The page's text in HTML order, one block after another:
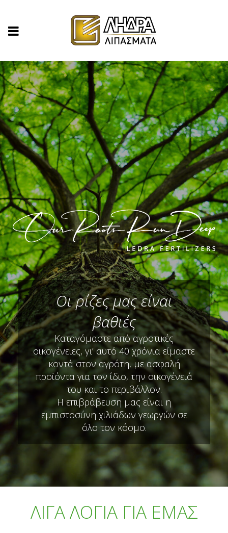
Οι ρίζες μας είναι
βαθιές
Καταγόμαστε από αγροτικές
οικογένειες, γι’ αυτό 40 χρόνια είμαστε
κοντά στον αγρότη, με ασφαλή
προϊόντα για τον ίδιο, την οικογένειά
του και το περιβάλλον.
Η επιβράβευση μας είναι η
εμπιστοσύνη χιλιάδων γεωργών σε
όλο τον κόσμο.
ΛΙΓΑ ΛΟΓΙΑ ΓΙΑ ΕΜΑΣ